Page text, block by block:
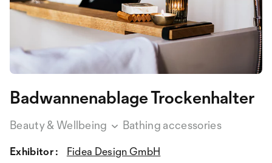
Badwannenablage Trockenhalter
Beauty & Wellbeing Bathing accessories
Exhibitor :
Fidea Design GmbH